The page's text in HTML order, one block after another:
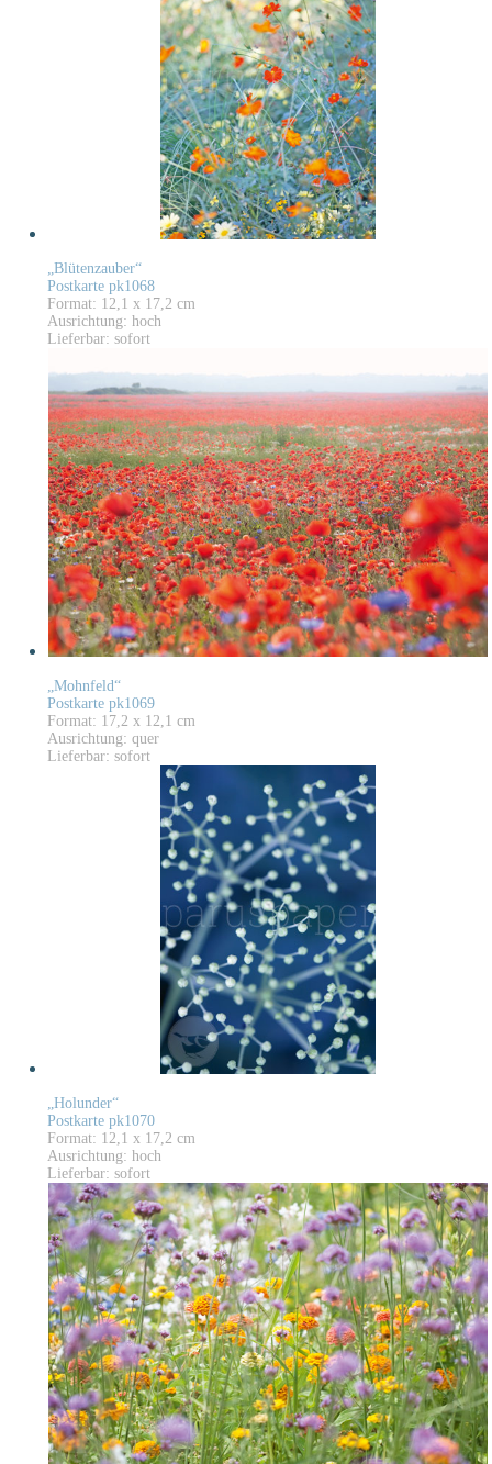
„Blütenzauber“
Postkarte pk1068
Format: 12,1 x 17,2 cm
Ausrichtung: hoch
Lieferbar: sofort
„Mohnfeld“
Postkarte pk1069
Format: 17,2 x 12,1 cm
Ausrichtung: quer
Lieferbar: sofort
„Holunder“
Postkarte pk1070
Format: 12,1 x 17,2 cm
Ausrichtung: hoch
Lieferbar: sofort